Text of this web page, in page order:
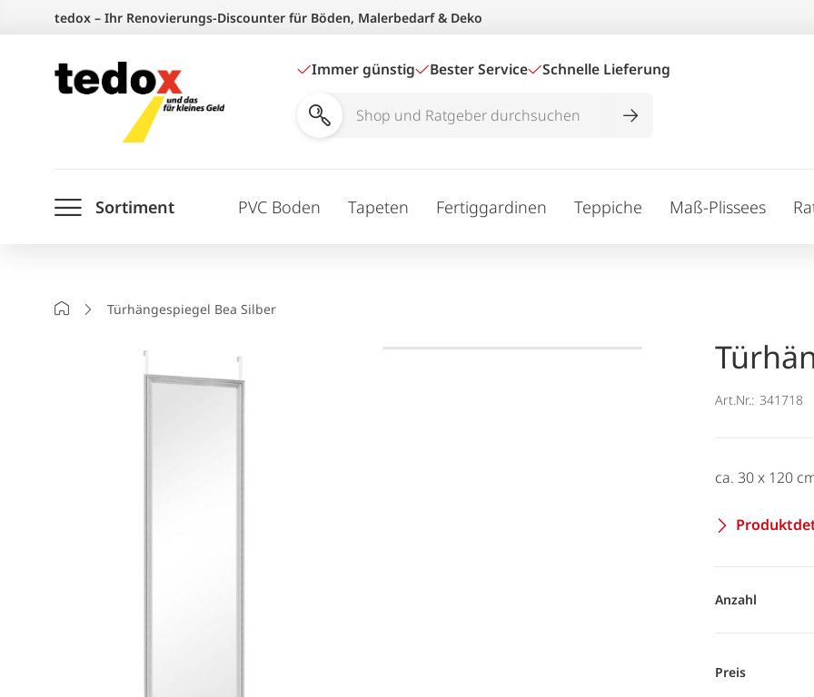
springen
tedox – Ihr Renovierungs-Discounter für Böden, Malerbedarf & Deko
Immer günstig Bester Service Schnelle Lieferung
Shop
durchsuchen
Sortiment PVC Boden Tapeten Fertiggardinen Teppiche Maß-Plissees
StartseiteTürhängespiegel Bea Silber
Art.Nr.: 341718
ca. 30 x 120
Anzahl
Preis